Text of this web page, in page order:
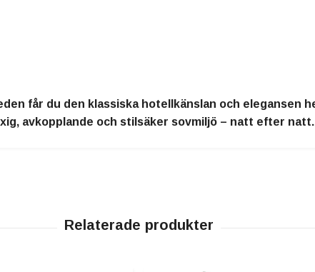
får du den klassiska hotellkänslan och elegansen
avkopplande och stilsäker sovmiljö – natt efter natt.